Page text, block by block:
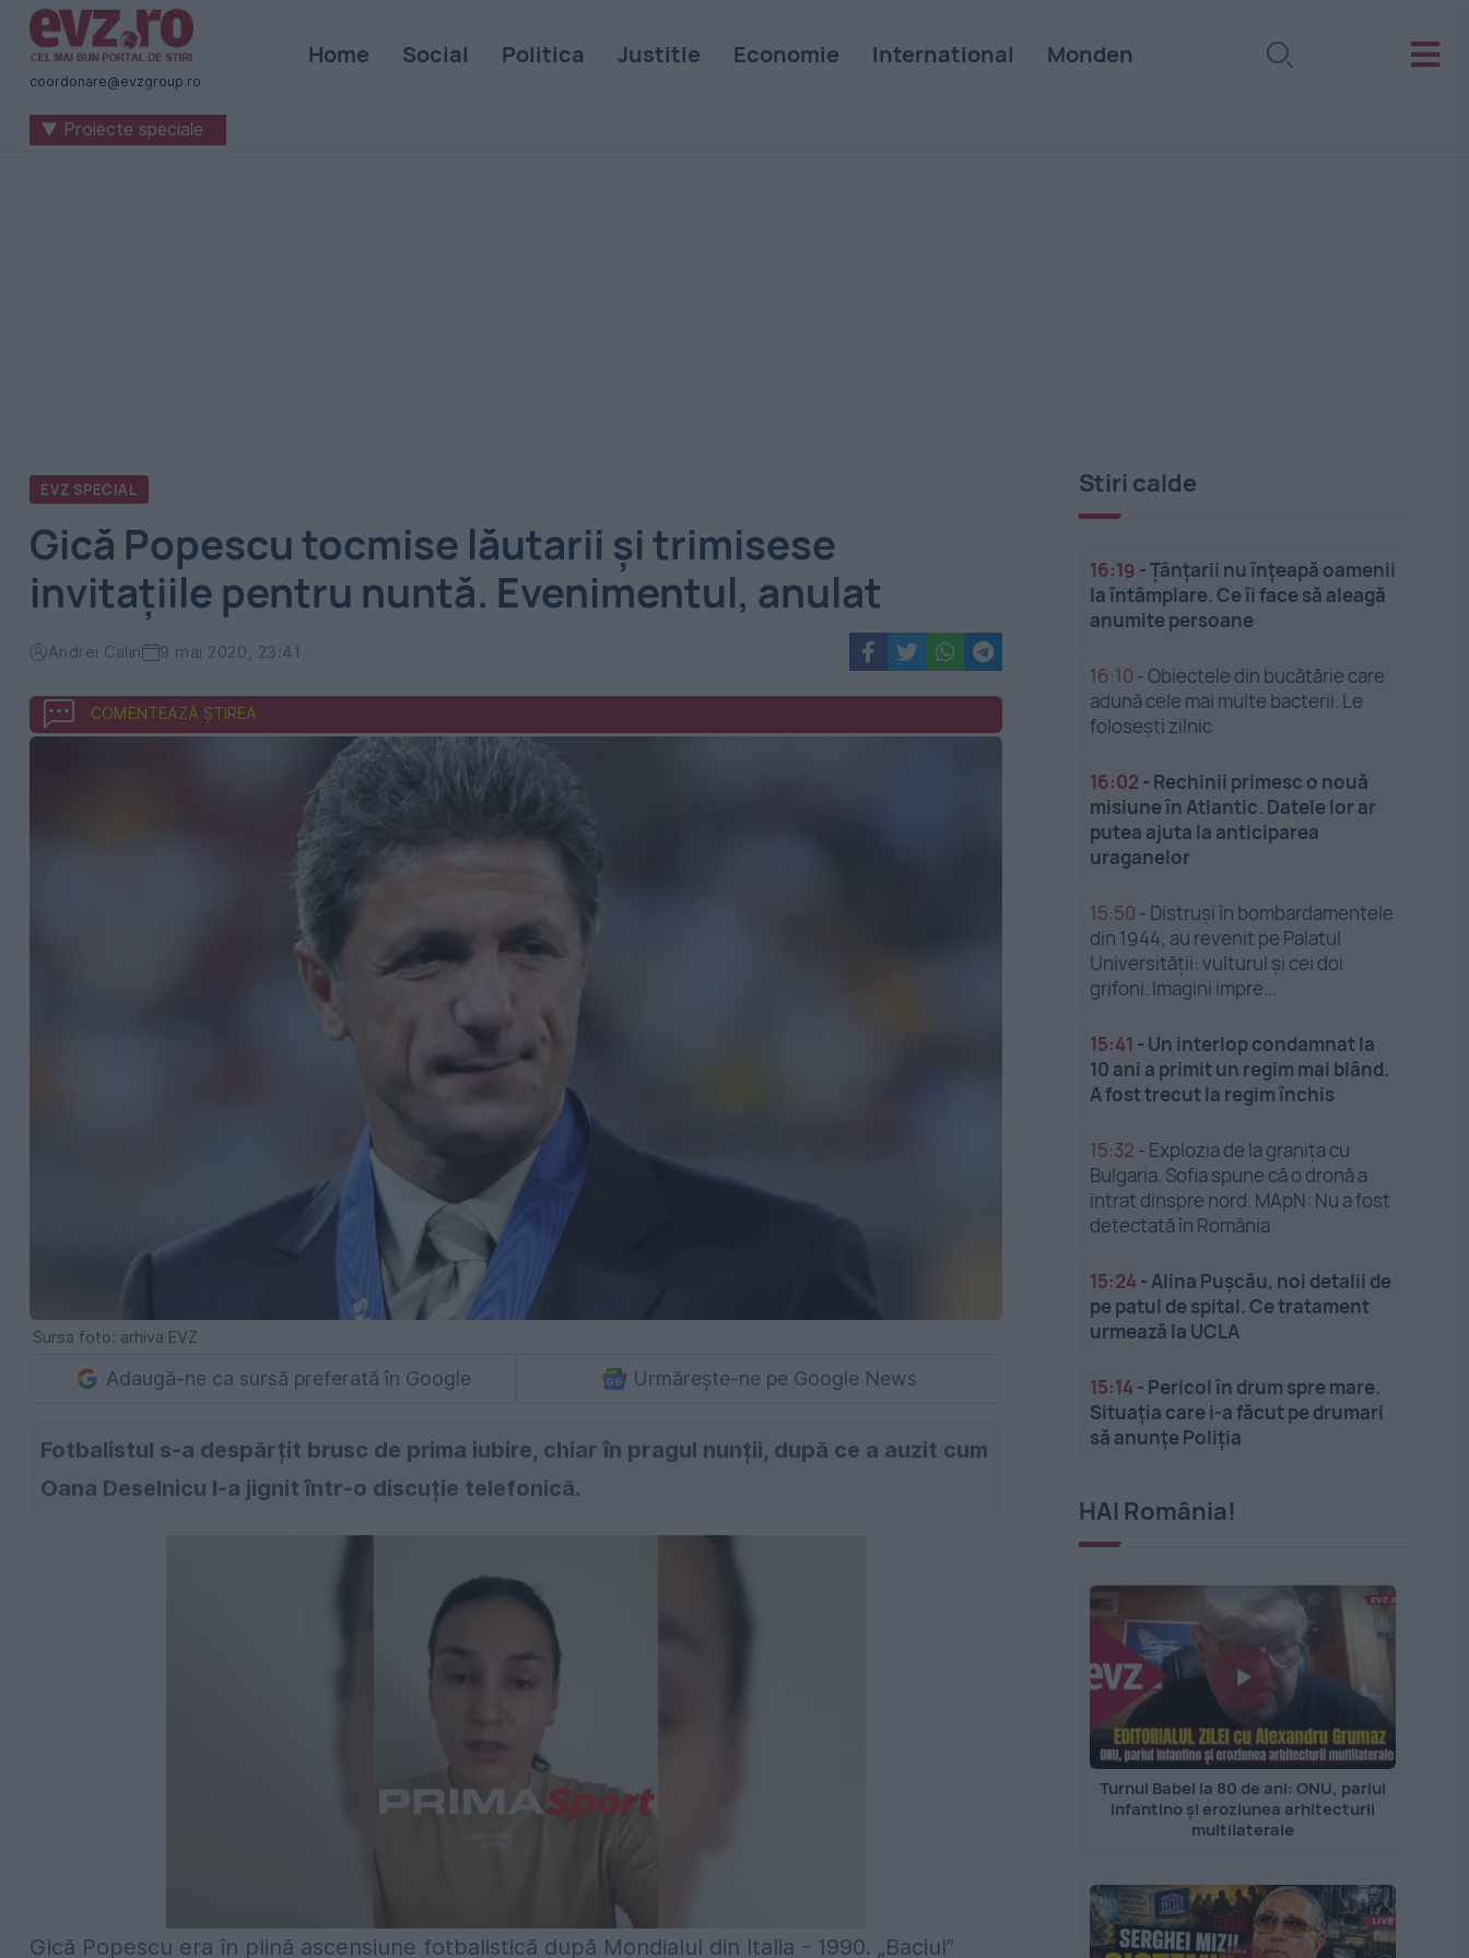
Știri
naționale
internaționale
coordonare@evzgroup.ro
Home Social Politica Justitie Economie International Monden
▼ Proiecte speciale
EVZ SPECIAL
Gică Popescu tocmise lăutarii și trimisese
invitațiile pentru nuntă. Evenimentul, anulat
Andrei Calin 9 mai 2020, 23:41
COMENTEAZĂ ȘTIREA
Sursa foto: arhiva EVZ
Adaugă-ne ca sursă preferată în Google Urmărește-ne pe Google News
Fotbalistul s-a despărțit brusc de prima iubire, chiar în pragul nunții, după ce a auzit cum
Oana Deselnicu l-a jignit într-o discuție telefonică.
Gică Popescu era în plină ascensiune fotbalistică după Mondialul din Italia - 1990. „Baciul”
Stiri calde
16:19 -Țânțarii nu înțeapă oamenii
la întâmplare. Ce îi face să aleagă
anumite persoane
16:10 -Obiectele din bucătărie care
adună cele mai multe bacterii. Le
folosești zilnic
16:02 - Rechinii primesc o nouă
misiune în Atlantic. Datele lor ar
putea ajuta la anticiparea
uraganelor
15:50 - Distruși în bombardamentele
din 1944, au revenit pe Palatul
Universității: vulturul și cei doi
grifoni. Imagini impre...
15:41 - Un interlop condamnat la
10 ani a primit un regim mai blând.
A fost trecut la regim închis
15:32 - Explozia de la granița cu
Bulgaria. Sofia spune că o dronă a
intrat dinspre nord. MApN: Nu a fost
detectată în România
15:24-Alina Pușcău, noi detalii de
pe patul de spital. Ce tratament
urmează la UCLA
15:14- Pericol în drum spre mare.
Situația care i-a făcut pe drumari
să anunțe Poliția
HAI România!
Turnul Babel la 80 de ani: ONU, pariul
Infantino și eroziunea arhitecturii
multilaterale